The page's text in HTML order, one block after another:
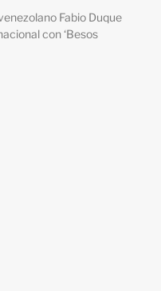
Fabio Duque
con ‘Besos